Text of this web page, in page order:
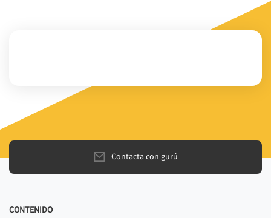
Contacta con gurú
CONTENIDO